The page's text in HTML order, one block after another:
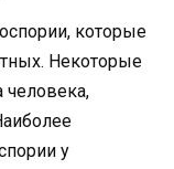
которые
Некоторые
человека,
у